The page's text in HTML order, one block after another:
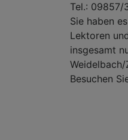
Tel.: 09857/
Sie haben
Lektoren
insgesamt
Besuchen